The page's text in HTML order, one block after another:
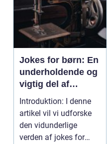
Jokes for børn: En
underholdende og
vigtig del af
barndommen
Introduktion: I denne
artikel vil vi udforske
den vidunderlige
verden af jokes for